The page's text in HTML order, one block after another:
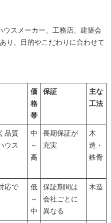
スメーカー、工務店、建築会
り、目的やこだわりに合わせて
価
格
帯
保証
主な
工法
品質
ウス
中
～
高
長期保証が
充実
木
造・
鉄骨
応で
低
～
中
保証期間は
会社ごとに
異なる
木造